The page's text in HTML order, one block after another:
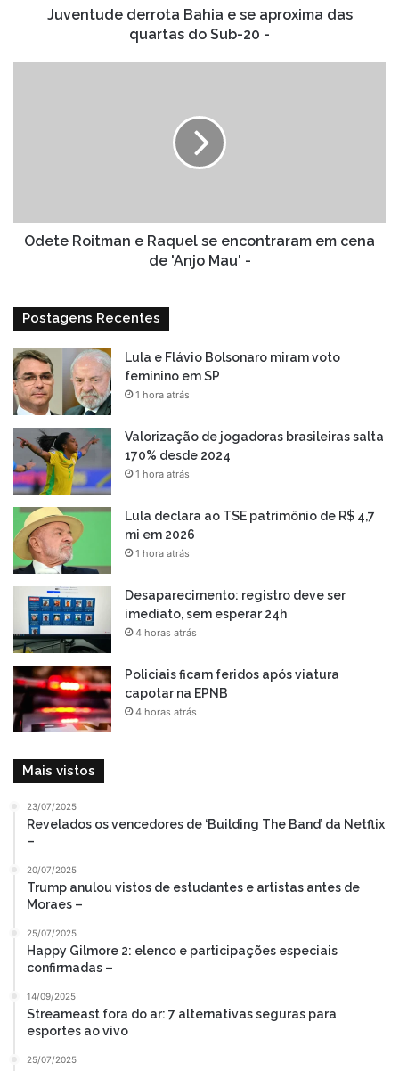
Juventude derrota Bahia e se aproxima das
quartas do Sub-20 -
de
'Anjo
Odete Roitman e Raquel se encontraram em cena
de 'Anjo Mau' -
Postagens Recentes
Lula e Flávio Bolsonaro miram voto
feminino em SP
1 hora atrás
Valorização de jogadoras brasileiras salta
170% desde 2024
1 hora atrás
Lula declara ao TSE patrimônio de R$ 4,7
mi em 2026
1 hora atrás
Desaparecimento: registro deve ser
imediato, sem esperar 24h
4 horas atrás
Policiais ficam feridos após viatura
capotar na EPNB
4 horas atrás
Mais vistos
23/07/2025
Revelados os vencedores de ‘Building The Band’ da Netflix
–
20/07/2025
Trump anulou vistos de estudantes e artistas antes de
Moraes –
25/07/2025
Happy Gilmore 2: elenco e participações especiais
confirmadas –
14/09/2025
Streameast fora do ar: 7 alternativas seguras para
esportes ao vivo
25/07/2025